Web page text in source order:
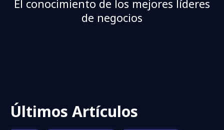
El conocimiento de los mejores líderes
de negocios
Últimos Artículos